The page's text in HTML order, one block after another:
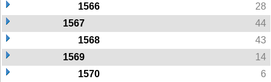
1566
28
1567
44
1568
43
1569
14
1570
6